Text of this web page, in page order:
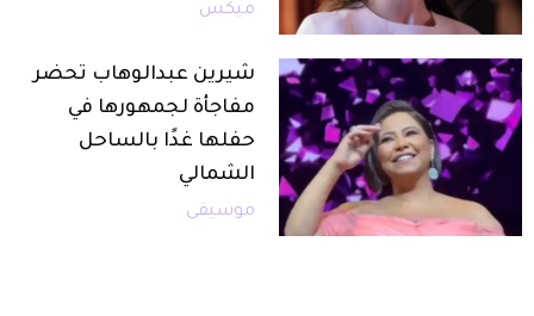
ميكس
شيرين عبدالوهاب تحضر
مفاجأة لجمهورها في
حفلها غدًا بالساحل
الشمالي
موسيقى